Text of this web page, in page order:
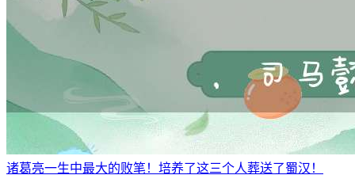
诸葛亮一生中最大的败笔！培养了这三个人葬送了蜀汉！